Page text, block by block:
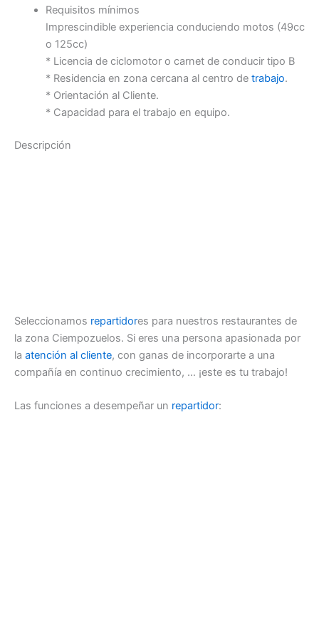
Requisitos mínimos
Imprescindible experiencia conduciendo motos (49cc
o 125cc)
* Licencia de ciclomotor o carnet de conducir tipo B
* Residencia en zona cercana al centro de trabajo.
* Orientación al Cliente.
* Capacidad para el trabajo en equipo.
Descripción
Seleccionamos repartidores para nuestros restaurantes de
la zona Ciempozuelos. Si eres una persona apasionada por
la atención al cliente, con ganas de incorporarte a una
compañía en continuo crecimiento, … ¡este es tu trabajo!
Las funciones a desempeñar un repartidor: